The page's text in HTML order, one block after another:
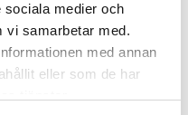
sociala medier och
vi samarbetar med.
med annan
eller som de har